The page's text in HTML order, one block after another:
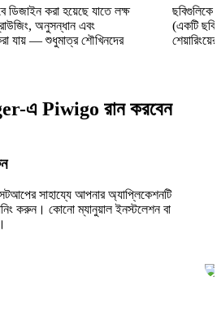
ডিজাইন করা হয়েছে যাতে লক্ষ
অনুসন্ধান এবং
যায় — শুধুমাত্র শৌখিনদের
ছবিগুলিকে
(একটি ছবি
এ Piwigo রান করবেন
সাহায্যে আপনার অ্যাপ্লিকেশনটি
করুন। কোনো ম্যানুয়াল ইনস্টলেশন বা